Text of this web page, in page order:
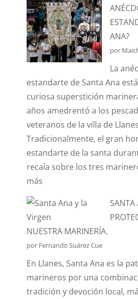
ES
EL
EFECTO
ANA?
por
La
estandarte de Santa Ana
curiosa superstición
años amedrentó a los
veteranos de la villa de
Tradicionalmente, el gran
estandarte de la santa
recaía sobre los tres
más
LA
ANÉCDOTA
DEL
ESTANDARTE
DE
SANTA
ANA?
SANTA
NUESTRA MARINERÍA.
por Fernando Suárez Cue
En Llanes, Santa Ana es la
marineros por una
tradición y devoción local,